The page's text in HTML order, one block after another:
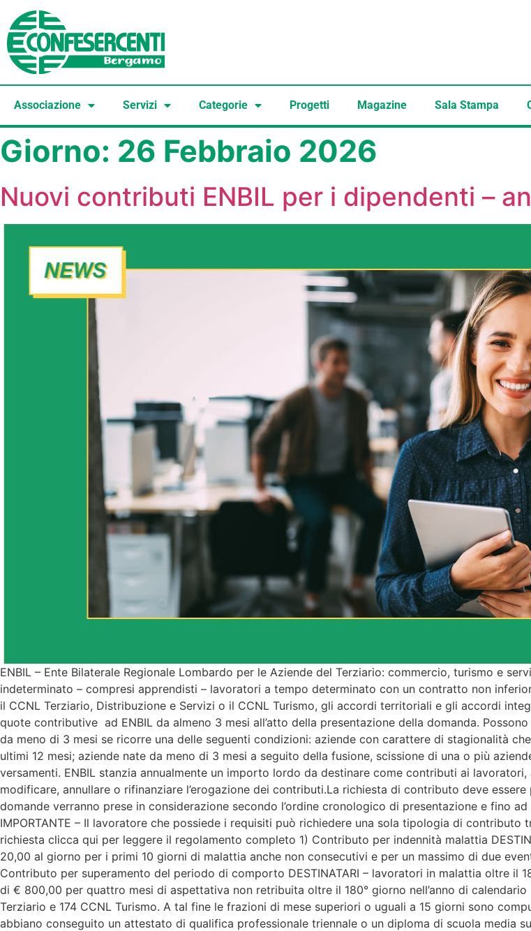
Associazione Servizi Categorie Progetti Magazine Sala Stampa
Giorno: 26 Febbraio 2026
Nuovi contributi ENBIL per i dipendenti –
ENBIL – Ente Bilaterale Regionale Lombardo per le Aziende del Terziario: commercio, turismo e
indeterminato – compresi apprendisti – lavoratori a tempo determinato con un contratto non
il CCNL Terziario, Distribuzione e Servizi o il CCNL Turismo, gli accordi territoriali e gli accordi
quote contributive ad ENBIL da almeno 3 mesi all’atto della presentazione della domanda.
da meno di 3 mesi se ricorre una delle seguenti condizioni: aziende con carattere di stagionalità
ultimi 12 mesi; aziende nate da meno di 3 mesi a seguito della fusione, scissione di una o più
versamenti. ENBIL stanzia annualmente un importo lordo da destinare come contributi ai
modificare, annullare o rifinanziare l’erogazione dei contributi.La richiesta di contributo deve
domande verranno prese in considerazione secondo l’ordine cronologico di presentazione e fino
IMPORTANTE – Il lavoratore che possiede i requisiti può richiedere una sola tipologia di contributo
richiesta clicca qui per leggere il regolamento completo 1) Contributo per indennità malattia
20,00 al giorno per i primi 10 giorni di malattia anche non consecutivi e per un massimo di due
Contributo per superamento del periodo di comporto DESTINATARI – lavoratori in malattia oltre il
di € 800,00 per quattro mesi di aspettativa non retribuita oltre il 180° giorno nell’anno di
Terziario e 174 CCNL Turismo. A tal fine le frazioni di mese superiori o uguali a 15 giorni sono
abbiano conseguito un attestato di qualifica professionale triennale o un diploma di scuola media